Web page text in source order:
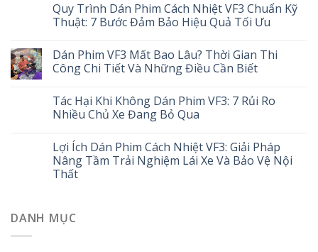
Quy Trình Dán Phim Cách Nhiệt VF3 Chuẩn Kỹ
Thuật: 7 Bước Đảm Bảo Hiệu Quả Tối Ưu
Dán Phim VF3 Mất Bao Lâu? Thời Gian Thi
Công Chi Tiết Và Những Điều Cần Biết
Tác Hại Khi Không Dán Phim VF3: 7 Rủi Ro
Nhiều Chủ Xe Đang Bỏ Qua
Lợi Ích Dán Phim Cách Nhiệt VF3: Giải Pháp
Nâng Tầm Trải Nghiệm Lái Xe Và Bảo Vệ Nội
Thất
DANH MỤC